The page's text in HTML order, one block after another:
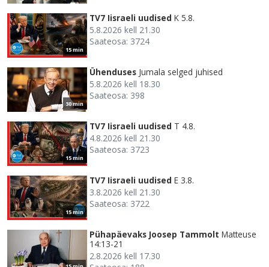
15 min
TV7 Iisraeli uudised K 5.8.
5.8.2026 kell 21.30
Saateosa: 3724
30 min
Ühenduses Jumala selged juhised
5.8.2026 kell 18.30
Saateosa: 398
15 min
TV7 Iisraeli uudised T 4.8.
4.8.2026 kell 21.30
Saateosa: 3723
15 min
TV7 Iisraeli uudised E 3.8.
3.8.2026 kell 21.30
Saateosa: 3722
Pühapäevaks Joosep Tammolt Matteuse
14:13-21
2.8.2026 kell 17.30